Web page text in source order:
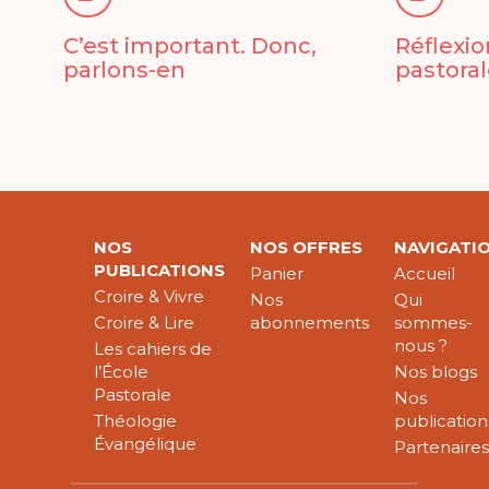
C’est important. Donc,
parlons-en
NOS
PUBLICATIONS
Croire & Vivre
Croire & Lire
Les cahiers de
l’École
Pastorale
Théologie
Évangélique
NOS OFFRES
Panier
Nos
abonnements
Accueil
Qui
sommes-
nous ?
Nos blogs
Nos
Partenaires